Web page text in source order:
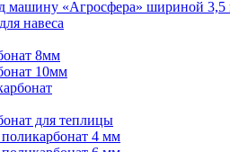
машину «Агросфера» шириной 3,5
навеса
8мм
10мм
для теплицы
4 мм